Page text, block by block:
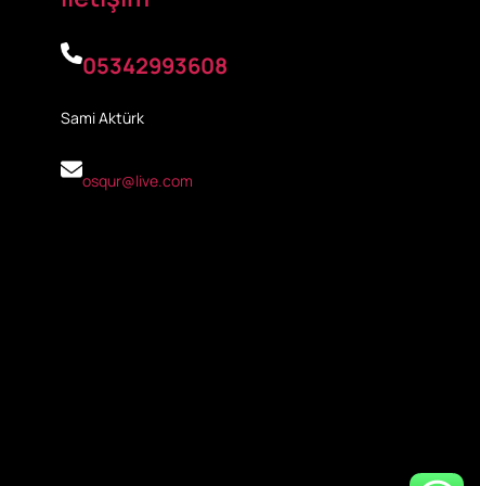
05342993608
Sami Aktürk
osqur@live.com